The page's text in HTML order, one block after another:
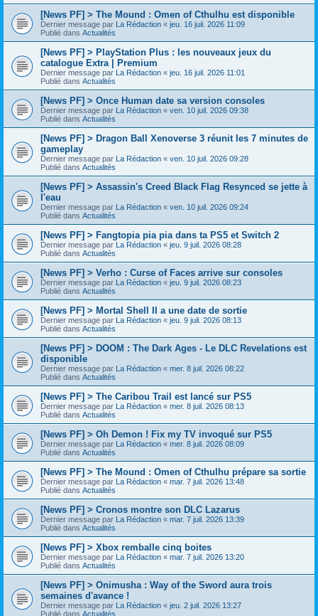
[News PF] > The Mound : Omen of Cthulhu est disponible
Dernier message par La Rédaction « jeu. 16 juil. 2026 11:09
Publié dans Actualités
[News PF] > PlayStation Plus : les nouveaux jeux du
catalogue Extra | Premium
Dernier message par La Rédaction « jeu. 16 juil. 2026 11:01
Publié dans Actualités
[News PF] > Once Human date sa version consoles
Dernier message par La Rédaction « ven. 10 juil. 2026 09:38
Publié dans Actualités
[News PF] > Dragon Ball Xenoverse 3 réunit les 7 minutes de
gameplay
Dernier message par La Rédaction « ven. 10 juil. 2026 09:28
Publié dans Actualités
[News PF] > Assassin's Creed Black Flag Resynced se jette à
l'eau
Dernier message par La Rédaction « ven. 10 juil. 2026 09:24
Publié dans Actualités
[News PF] > Fangtopia pia pia dans ta PS5 et Switch 2
Dernier message par La Rédaction « jeu. 9 juil. 2026 08:28
Publié dans Actualités
[News PF] > Verho : Curse of Faces arrive sur consoles
Dernier message par La Rédaction « jeu. 9 juil. 2026 08:23
Publié dans Actualités
[News PF] > Mortal Shell II a une date de sortie
Dernier message par La Rédaction « jeu. 9 juil. 2026 08:13
Publié dans Actualités
[News PF] > DOOM : The Dark Ages - Le DLC Revelations est
disponible
Dernier message par La Rédaction « mer. 8 juil. 2026 08:22
Publié dans Actualités
[News PF] > The Caribou Trail est lancé sur PS5
Dernier message par La Rédaction « mer. 8 juil. 2026 08:13
Publié dans Actualités
[News PF] > Oh Demon ! Fix my TV invoqué sur PS5
Dernier message par La Rédaction « mer. 8 juil. 2026 08:09
Publié dans Actualités
[News PF] > The Mound : Omen of Cthulhu prépare sa sortie
Dernier message par La Rédaction « mar. 7 juil. 2026 13:48
Publié dans Actualités
[News PF] > Cronos montre son DLC Lazarus
Dernier message par La Rédaction « mar. 7 juil. 2026 13:39
Publié dans Actualités
[News PF] > Xbox remballe cinq boites
Dernier message par La Rédaction « mar. 7 juil. 2026 13:20
Publié dans Actualités
[News PF] > Onimusha : Way of the Sword aura trois
semaines d'avance !
Dernier message par La Rédaction « jeu. 2 juil. 2026 13:27
Publié dans Actualités